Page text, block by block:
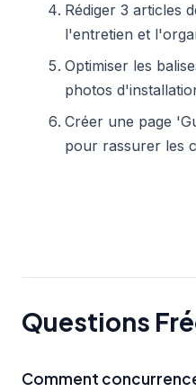
Rédiger 3 articles
l'entretien et
Optimiser les
photos
Créer une page
pour rassurer les
Questions
Comment